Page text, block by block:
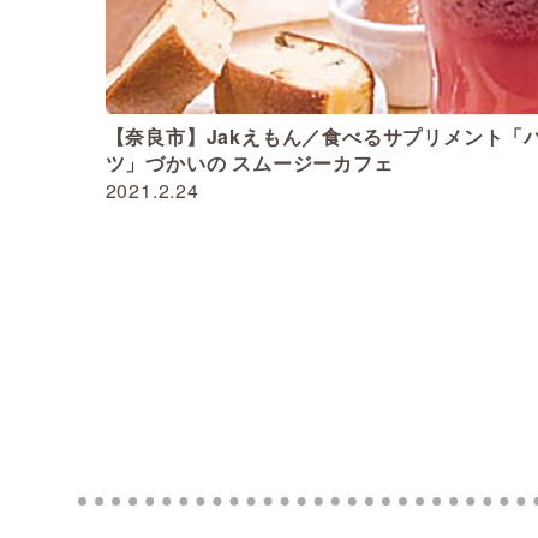
2021.2.24
【奈良市】Jakえもん／食べるサプリメント「
ツ」づかいの スムージーカフェ